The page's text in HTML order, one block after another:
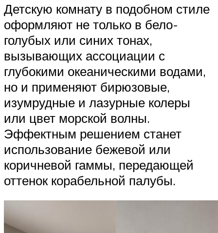
Детскую комнату в подобном стиле
оформляют не только в бело-
голубых или синих тонах,
вызывающих ассоциации с
глубокими океаническими водами,
но и применяют бирюзовые,
изумрудные и лазурные колеры
или цвет морской волны.
Эффектным решением станет
использование бежевой или
коричневой гаммы, передающей
оттенок корабельной палубы.